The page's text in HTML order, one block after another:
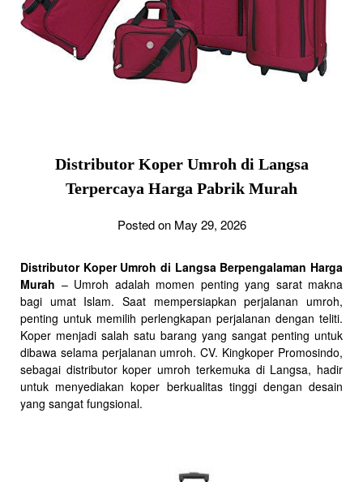
Distributor Koper Umroh di Langsa
Terpercaya Harga Pabrik Murah
Posted on May 29, 2026
Distributor Koper Umroh di Langsa Berpengalaman Harga
Murah – Umroh adalah momen penting yang sarat makna
bagi umat Islam. Saat mempersiapkan perjalanan umroh,
penting untuk memilih perlengkapan perjalanan dengan teliti.
Koper menjadi salah satu barang yang sangat penting untuk
dibawa selama perjalanan umroh. CV. Kingkoper Promosindo,
sebagai distributor koper umroh terkemuka di Langsa, hadir
untuk menyediakan koper berkualitas tinggi dengan desain
yang sangat fungsional.